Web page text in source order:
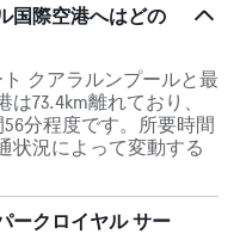
国際空港へはどの
クアラルンプールと最
73.4km離れており、
分程度です。所要時間
状況によって変動する
ークロイヤル サー